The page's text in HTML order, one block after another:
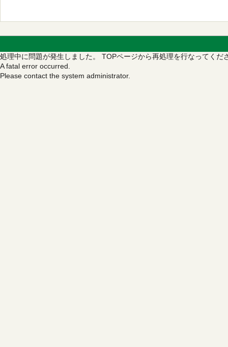
処理中に問題が発生しました。 TOPページから再処理を行なってくだ
A fatal error occurred.
Please contact the system administrator.